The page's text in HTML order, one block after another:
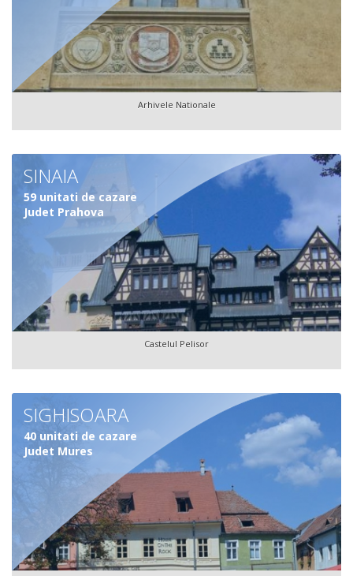
Arhivele Nationale
SINAIA
59 unitati de cazare
Judet Prahova
Castelul Pelisor
SIGHISOARA
40 unitati de cazare
Judet Mures